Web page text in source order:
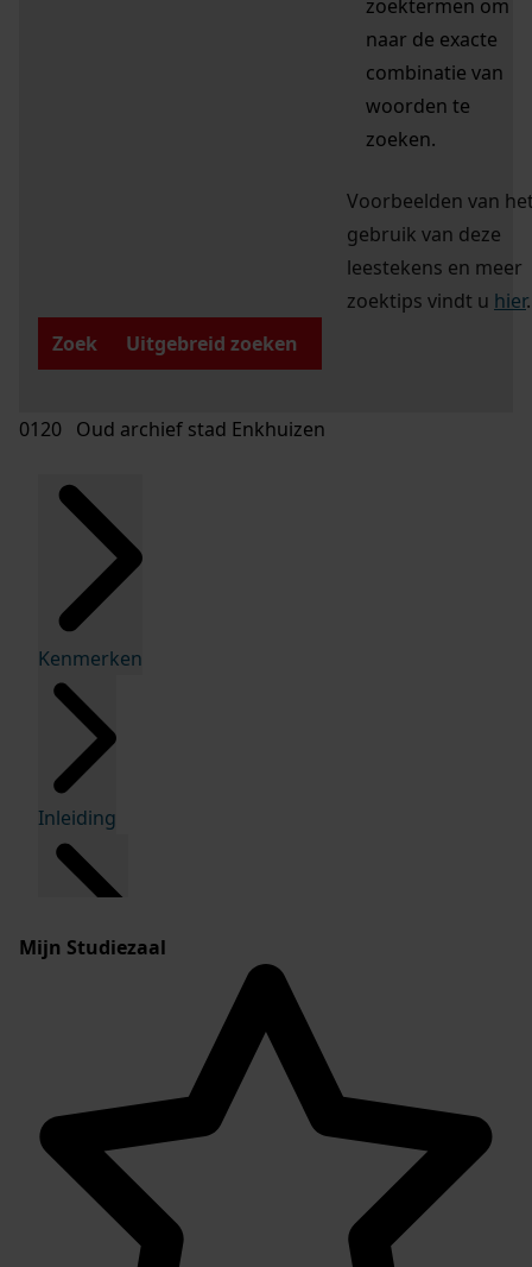
zoektermen om
naar de exacte
combinatie van
woorden te
zoeken.
Voorbeelden van
gebruik van deze
leestekens en meer
zoektips vindt u hier.
Zoek
Uitgebreid zoeken
0120 Oud archief stad Enkhuizen
Kenmerken
Inleiding
Mijn Studiezaal